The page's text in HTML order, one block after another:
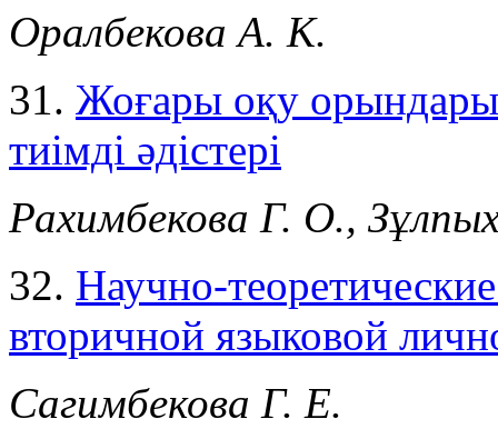
Оралбекова А. К.
31. Жоғары оқу
тиімді әдістері
Рахимбекова Г. О.,
32. Научно-
вторичной языковой
Сагимбекова Г. Е.